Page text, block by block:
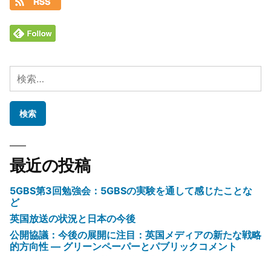
検
索:
最近の投稿
5GBS第3回勉強会：5GBSの実験を通して感じたことな
ど
英国放送の状況と日本の今後
公開協議：今後の展開に注目：英国メディアの新たな戦略
的方向性 ― グリーンペーパーとパブリックコメント